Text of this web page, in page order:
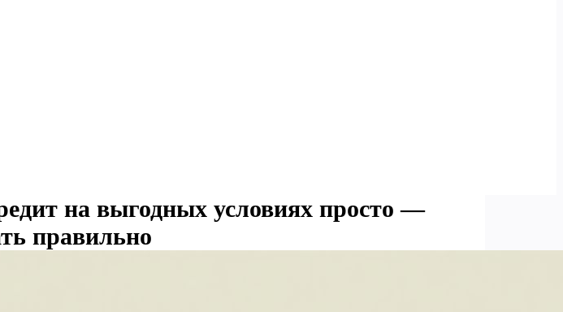
на выгодных условиях просто —
правильно